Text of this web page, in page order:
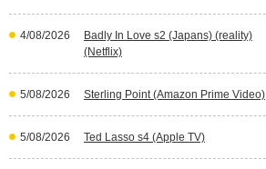
4/08/2026
Badly In Love s2 (Japans) (reality)
(Netflix)
5/08/2026 Sterling Point (Amazon Prime Video)
5/08/2026 Ted Lasso s4 (Apple TV)